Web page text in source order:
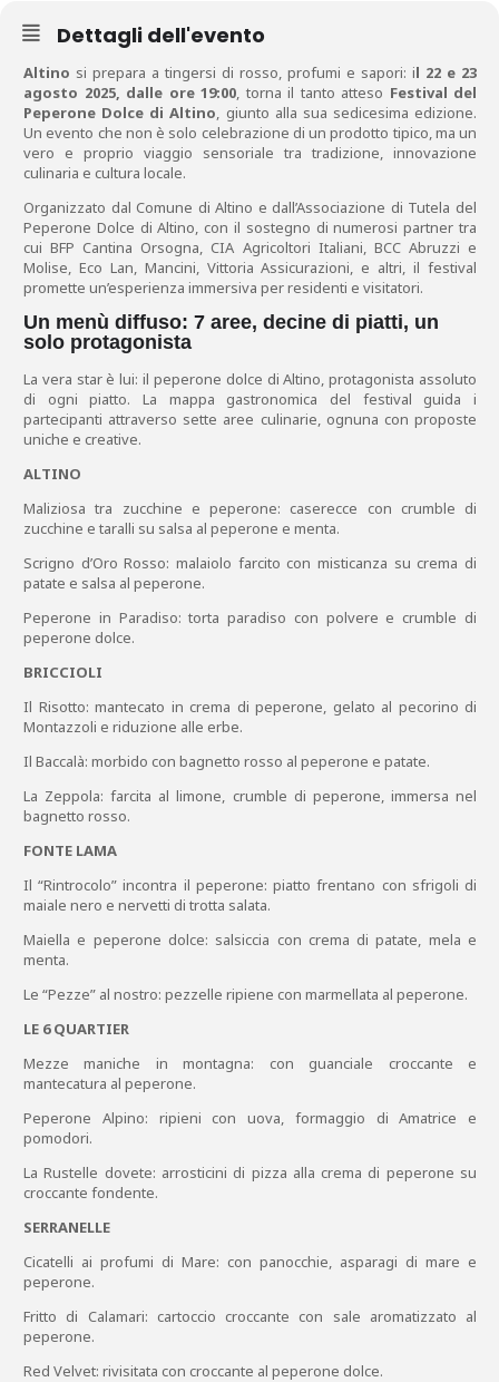
Dettagli dell'evento
Altino si prepara a tingersi di rosso, profumi e sapori: il 22 e 23
agosto 2025, dalle ore 19:00, torna il tanto atteso Festival del
Peperone Dolce di Altino, giunto alla sua sedicesima edizione.
Un evento che non è solo celebrazione di un prodotto tipico, ma un
vero e proprio viaggio sensoriale tra tradizione, innovazione
culinaria e cultura locale.
Organizzato dal Comune di Altino e dall’Associazione di Tutela del
Peperone Dolce di Altino, con il sostegno di numerosi partner tra
cui BFP Cantina Orsogna, CIA Agricoltori Italiani, BCC Abruzzi e
Molise, Eco Lan, Mancini, Vittoria Assicurazioni, e altri, il festival
promette un’esperienza immersiva per residenti e visitatori.
Un menù diffuso: 7 aree, decine di piatti, un
solo protagonista
La vera star è lui: il peperone dolce di Altino, protagonista assoluto
di ogni piatto. La mappa gastronomica del festival guida i
partecipanti attraverso sette aree culinarie, ognuna con proposte
uniche e creative.
ALTINO
Maliziosa tra zucchine e peperone: caserecce con crumble di
zucchine e taralli su salsa al peperone e menta.
Scrigno d’Oro Rosso: malaiolo farcito con misticanza su crema di
patate e salsa al peperone.
Peperone in Paradiso: torta paradiso con polvere e crumble di
peperone dolce.
BRICCIOLI
Il Risotto: mantecato in crema di peperone, gelato al pecorino di
Montazzoli e riduzione alle erbe.
Il Baccalà: morbido con bagnetto rosso al peperone e patate.
La Zeppola: farcita al limone, crumble di peperone, immersa nel
bagnetto rosso.
FONTE LAMA
Il “Rintrocolo” incontra il peperone: piatto frentano con sfrigoli di
maiale nero e nervetti di trotta salata.
Maiella e peperone dolce: salsiccia con crema di patate, mela e
menta.
Le “Pezze” al nostro: pezzelle ripiene con marmellata al peperone.
LE 6 QUARTIER
Mezze maniche in montagna: con guanciale croccante e
mantecatura al peperone.
Peperone Alpino: ripieni con uova, formaggio di Amatrice e
pomodori.
La Rustelle dovete: arrosticini di pizza alla crema di peperone su
croccante fondente.
SERRANELLE
Cicatelli ai profumi di Mare: con panocchie, asparagi di mare e
peperone.
Fritto di Calamari: cartoccio croccante con sale aromatizzato al
peperone.
Red Velvet: rivisitata con croccante al peperone dolce.